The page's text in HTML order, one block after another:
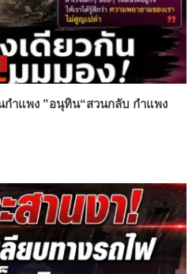
ำแพง ”อนุทิน“สวนกลับ กำแพง